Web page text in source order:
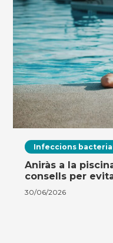
Infeccions
Aniràs a la
consells per
30/06/2026